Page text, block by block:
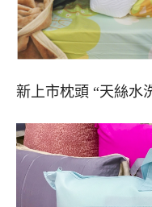
新上市枕頭 “天絲水